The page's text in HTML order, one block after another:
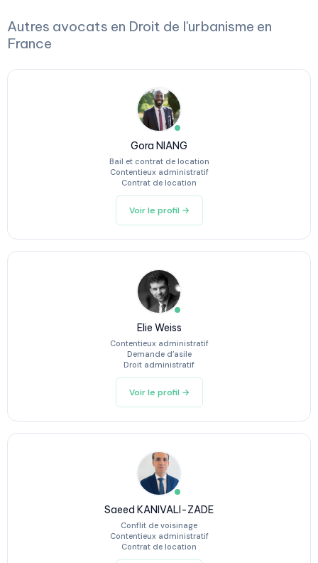
Autres avocats en Droit de l'urbanisme en
France
Gora NIANG
Bail et contrat de location
Contentieux administratif
Contrat de location
Voir le profil →
Elie Weiss
Contentieux administratif
Demande d’asile
Droit administratif
Voir le profil →
Saeed KANIVALI-ZADE
Conflit de voisinage
Contentieux administratif
Contrat de location